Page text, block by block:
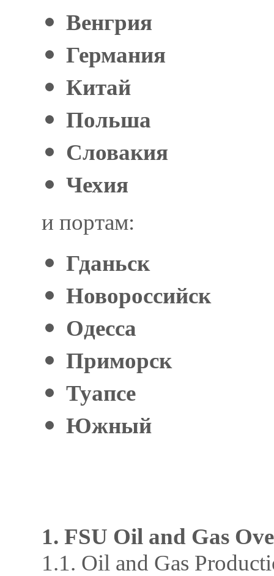
Венгрия
Германия
Китай
Польша
Словакия
Чехия
и портам:
Гданьск
Новороссийск
Одесса
Приморск
Туапсе
Южный
1. FSU Oil and Gas
1.1. Oil and Gas